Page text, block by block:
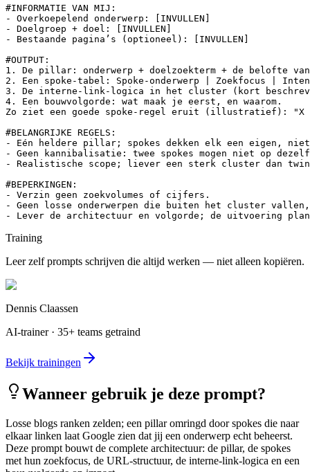
#INFORMATIE VAN MIJ:
- Overkoepelend onderwerp: [INVULLEN]
- Doelgroep + doel: [INVULLEN]
- Bestaande pagina’s (optioneel): [INVULLEN]
#OUTPUT:
1. De pillar: onderwerp + doelzoekterm + de belofte
2. Een spoke-tabel: Spoke-onderwerp | Zoekfocus |
3. De interne-link-logica in het cluster (kort
4. Een bouwvolgorde: wat maak je eerst, en waarom.
Zo ziet een goede spoke-regel eruit (illustratief): "X
#BELANGRIJKE REGELS:
- Eén heldere pillar; spokes dekken elk een eigen,
- Geen kannibalisatie: twee spokes mogen niet op
- Realistische scope; liever een sterk cluster dan
#BEPERKINGEN:
- Verzin geen zoekvolumes of cijfers.
- Geen losse onderwerpen die buiten het cluster
- Lever de architectuur en volgorde; de uitvoering
Training
Leer zelf prompts schrijven die altijd werken — niet alleen kopiëren.
Dennis Claassen
AI-trainer · 35+ teams getraind
Bekijk trainingen
Wanneer gebruik je deze prompt?
Losse blogs ranken zelden; een pillar omringd door spokes die naar
elkaar linken laat Google zien dat jij een onderwerp echt beheerst.
Deze prompt bouwt de complete architectuur: de pillar, de spokes
met hun zoekfocus, de URL-structuur, de interne-link-logica en een